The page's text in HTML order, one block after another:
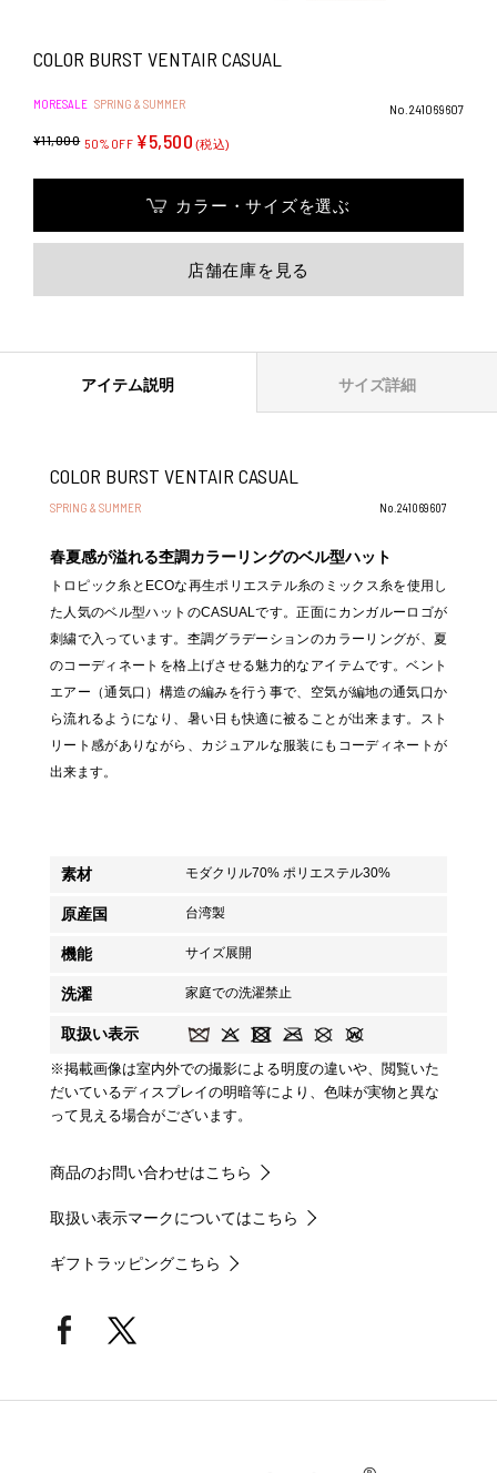
COLOR BURST VENTAIR CASUAL
MORESALE SPRING & SUMMER
No.241069607
¥11,000 50%OFF ¥5,500 (税込)
カラー・サイズを選ぶ
店舗在庫を見る
アイテム説明 サイズ詳細
COLOR BURST VENTAIR CASUAL
SPRING & SUMMER No.241069607
春夏感が溢れる杢調カラーリングのベル型ハット
トロピック糸とECOな再生ポリエステル糸のミックス糸を使用し
た人気のベル型ハットのCASUALです。正面にカンガルーロゴが
刺繍で入っています。杢調グラデーションのカラーリングが、夏
のコーディネートを格上げさせる魅力的なアイテムです。ベント
エアー（通気口）構造の編みを行う事で、空気が編地の通気口か
ら流れるようになり、暑い日も快適に被ることが出来ます。スト
リート感がありながら、カジュアルな服装にもコーディネートが
出来ます。
素材 モダクリル70% ポリエステル30%
原産国 台湾製
機能 サイズ展開
洗濯 家庭での洗濯禁止
取扱い表示
※掲載画像は室内外での撮影による明度の違いや、閲覧いた
だいているディスプレイの明暗等により、色味が実物と異な
って見える場合がございます。
商品のお問い合わせはこちら
取扱い表示マークについてはこちら
ギフトラッピングこちら